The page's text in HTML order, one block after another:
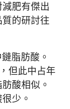
肥有傑出
的研討往
脂肪酸。
但此中占年
酸相似。
少。